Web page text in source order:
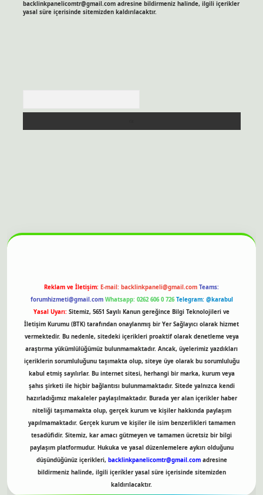
backlinkpanelicomtr@gmail.comadresine bildirmeniz halinde, ilgili içerikler
yasal süre içerisinde sitemizden kaldırılacaktır.
Reklam ve İletişim: E-mail: backlinkpaneli@gmail.com Teams:
forumhizmeti@gmail.com Whatsapp: 0262 606 0 726 Telegram: @karabul
Yasal Uyarı: Sitemiz, 5651 Sayılı Kanun gereğince Bilgi Teknolojileri ve
İletişim Kurumu (BTK) tarafından onaylanmış bir Yer Sağlayıcı olarak hizmet
vermektedir. Bu nedenle, sitedeki içerikleri proaktif olarak denetleme veya
araştırma yükümlülüğümüz bulunmamaktadır. Ancak, üyelerimiz yazdıkları
içeriklerin sorumluluğunu taşımakta olup, siteye üye olarak bu sorumluluğu
kabul etmiş sayılırlar. Bu internet sitesi, herhangi bir marka, kurum veya
şahıs şirketi ile hiçbir bağlantısı bulunmamaktadır. Sitede yalnızca kendi
hazırladığımız makaleler paylaşılmaktadır. Burada yer alan içerikler haber
niteliği taşımamakta olup, gerçek kurum ve kişiler hakkında paylaşım
yapılmamaktadır. Gerçek kurum ve kişiler ile isim benzerlikleri tamamen
tesadüfidir. Sitemiz, kar amacı gütmeyen ve tamamen ücretsiz bir bilgi
paylaşım platformudur. Hukuka ve yasal düzenlemelere aykırı olduğunu
düşündüğünüz içerikleri, backlinkpanelicomtr@gmail.comadresine
bildirmeniz halinde, ilgili içerikler yasal süre içerisinde sitemizden
kaldırılacaktır.